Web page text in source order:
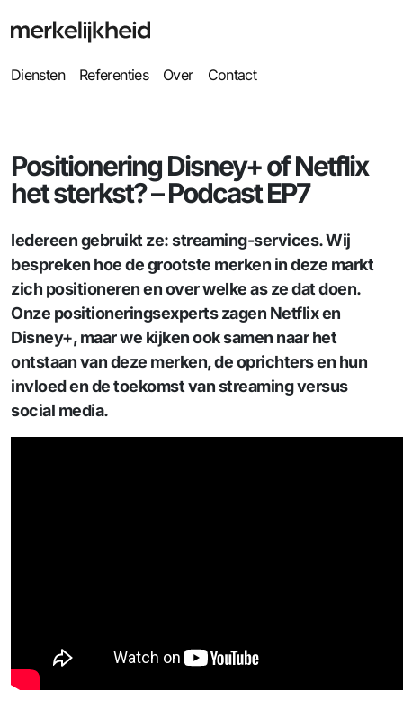
Diensten Referenties Over Contact
Positionering Disney+ of Netflix
het sterkst? – Podcast EP7
Iedereen gebruikt ze: streaming-services. Wij
bespreken hoe de grootste merken in deze markt
zich positioneren en over welke as ze dat doen.
Onze positioneringsexperts zagen Netflix en
Disney+, maar we kijken ook samen naar het
ontstaan van deze merken, de oprichters en hun
invloed en de toekomst van streaming versus
social media.